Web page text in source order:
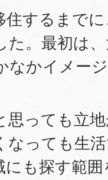
住するまで
た。最初は
なかイメー
思っても立
なっても生
にも探す範